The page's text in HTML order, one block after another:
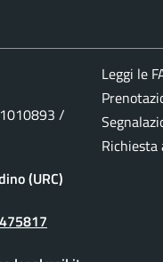
/
(URC)
Leggi le
Richiesta